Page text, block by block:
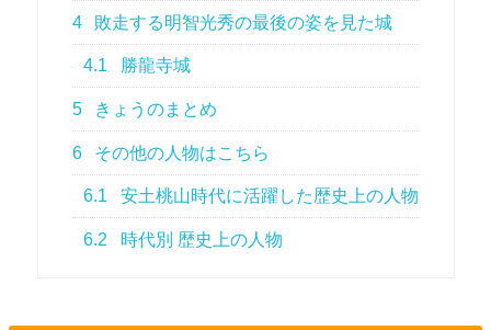
4 敗走する明智光秀の最後の姿を見た城
4.1 勝龍寺城
5 きょうのまとめ
6 その他の人物はこちら
6.1 安土桃山時代に活躍した歴史上の人物
6.2 時代別 歴史上の人物